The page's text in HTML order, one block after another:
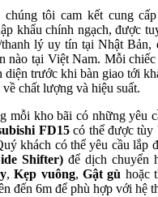
tôi cam kết cung cấp
khẩu chính ngạch, được
lý uy tín tại Nhật Bản,
nào tại Việt Nam. Mỗi
diện trước khi bàn giao tới
chất lượng và hiệu suất.
mỗi kho bãi có những yêu
FD15có thể được tùy
khách có thể yêu cầu lắp
Shifter) để dịch chuyển
,Kẹp vuông,Gật gù hoặc
đến 6m để phù hợp với hệ